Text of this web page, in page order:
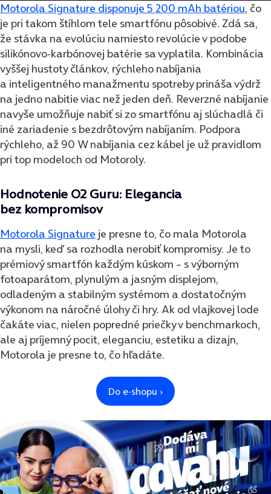
Motorola Signature disponuje 5 200 mAh batériou, čo
je pri takom štíhlom tele smartfónu pôsobivé. Zdá sa,
že stávka na evolúciu namiesto revolúcie v podobe
silikónovo-karbónovej batérie sa vyplatila. Kombinácia
vyššej hustoty článkov, rýchleho nabíjania
a inteligentného manažmentu spotreby prináša výdrž
na jedno nabitie viac než jeden deň. Reverzné nabíjanie
navyše umožňuje nabiť si zo smartfónu aj slúchadlá či
iné zariadenie s bezdrôtovým nabíjaním. Podpora
rýchleho, až 90 W nabíjania cez kábel je už pravidlom
pri top modeloch od Motoroly.
Hodnotenie O2 Guru: Elegancia
bez kompromisov
Motorola Signature je presne to, čo mala Motorola
na mysli, keď sa rozhodla nerobiť kompromisy. Je to
prémiový smartfón každým kúskom – s výborným
fotoaparátom, plynulým a jasným displejom,
odladeným a stabilným systémom a dostatočným
výkonom na náročné úlohy či hry. Ak od vlajkovej lode
čakáte viac, nielen popredné priečky v benchmarkoch,
ale aj príjemný pocit, eleganciu, estetiku a dizajn,
Motorola je presne to, čo hľadáte.